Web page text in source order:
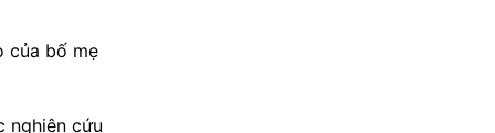
của bố mẹ
nghiên cứu